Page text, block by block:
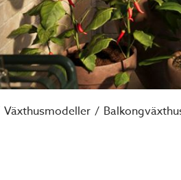
Växthusmodeller